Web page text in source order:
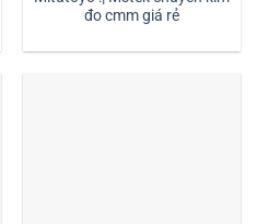
đo cmm giá rẻ